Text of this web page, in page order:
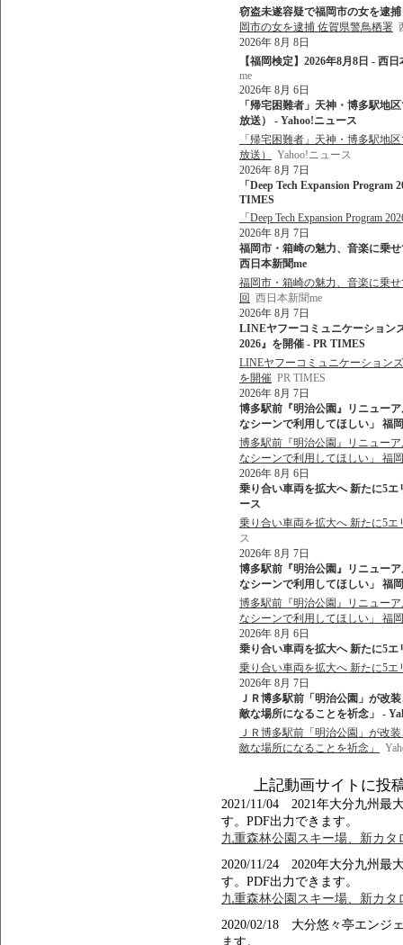
窃盗未遂容疑で福岡市の女を逮
岡市の女を逮捕 佐賀県警鳥栖署
2026年 8月 8日
【福岡検定】2026年8月8日 - 西
me
2026年 8月 6日
「帰宅困難者」天神・博多駅地
放送） - Yahoo!ニュース
「帰宅困難者」天神・博多駅地
放送）
Yahoo!ニュース
2026年 8月 7日
「Deep Tech Expansion
TIMES
「Deep Tech Expansion Program
2026年 8月 7日
福岡市・箱崎の魅力、音楽に乗
西日本新聞me
福岡市・箱崎の魅力、音楽に乗
回 西日本新聞me
2026年 8月 7日
LINEヤフーコミュニケーション
2026』を開催 - PR TIMES
LINEヤフーコミュニケーション
を開催 PR TIMES
2026年 8月 7日
博多駅前『明治公園』リニュー
なシーンで利用してほしい」 福
博多駅前『明治公園』リニュー
なシーンで利用してほしい」 福
2026年 8月 6日
乗り合い車両を拡大へ 新たに5エ
ース
乗り合い車両を拡大へ 新たに5
ス
2026年 8月 7日
博多駅前『明治公園』リニュー
なシーンで利用してほしい」 福
博多駅前『明治公園』リニュー
なシーンで利用してほしい」 福
2026年 8月 6日
乗り合い車両を拡大へ 新たに5エ
乗り合い車両を拡大へ 新たに5
2026年 8月 7日
ＪＲ博多駅前「明治公園」が改
敵な場所になることを祈念」 -
ＪＲ博多駅前「明治公園」が改
敵な場所になることを祈念」
上記動画サイトに投
2021/11/04 2021年大分九州最
す。PDF出力できます。
九重森林公園スキー場、新カタ
2020/11/24 2020年大分九州最
す。PDF出力できます。
九重森林公園スキー場、新カタ
2020/02/18 大分悠々亭エンジ
ます。